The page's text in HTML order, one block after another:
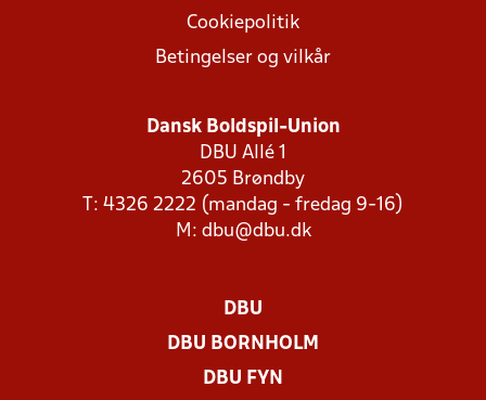
Cookiepolitik
Betingelser og vilkår
Dansk Boldspil-Union
DBU Allé 1
2605 Brøndby
T: 4326 2222 (mandag - fredag 9-16)
M: dbu@dbu.dk
DBU
DBU BORNHOLM
DBU FYN